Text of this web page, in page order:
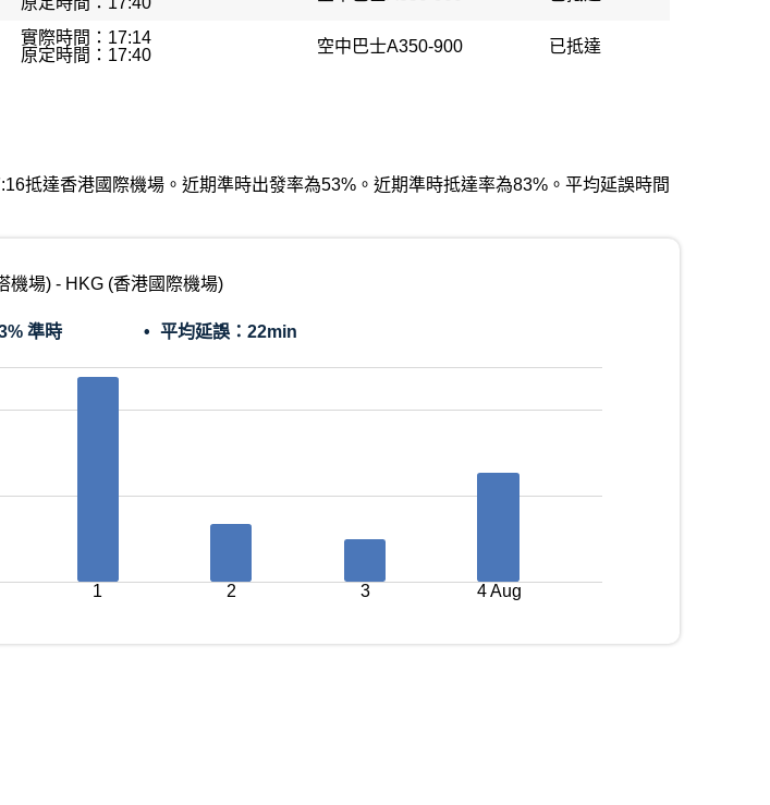
實際時間：17:14
原定時間：17:40
空中巴士A350-900 已抵達
抵達香港國際機場。近期準時出發率為53%。近期準時抵達率為83%。平均延誤時間
機場) - HKG (香港國際機場)
準時 平均延誤： 22min
1 2 3 4 Aug